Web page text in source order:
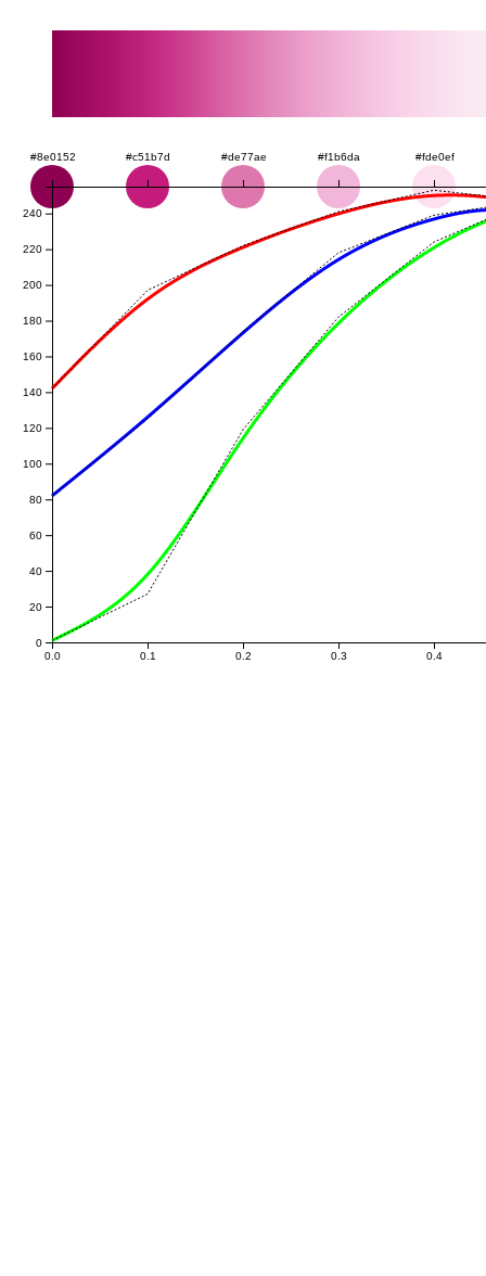
#8e0152 #c51b7d #de77ae #f1b6da #fde0ef
0
20
40
60
80
100
120
140
160
180
200
220
240
0.0 0.1 0.2 0.3 0.4